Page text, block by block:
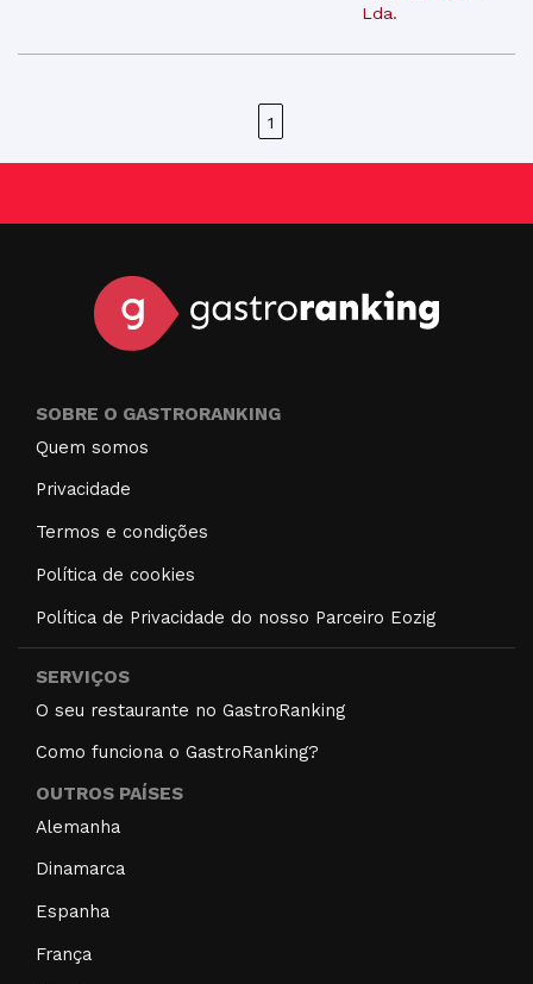
Lda.
1
SOBRE O GASTRORANKING
Quem somos
Privacidade
Termos e condições
Política de cookies
Política de Privacidade do nosso Parceiro Eozig
SERVIÇOS
O seu restaurante no GastroRanking
Como funciona o GastroRanking?
OUTROS PAÍSES
Alemanha
Dinamarca
Espanha
França